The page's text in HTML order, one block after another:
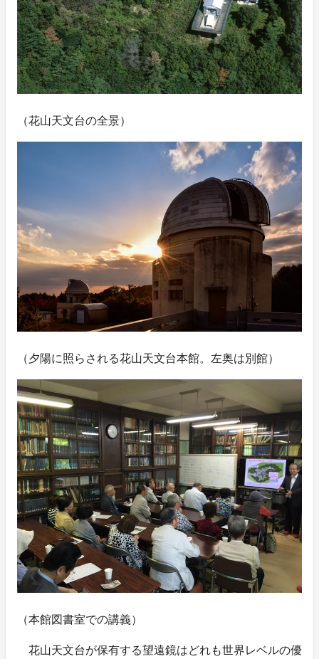
（花山天文台の全景）
（夕陽に照らされる花山天文台本館。左奥は別館）
（本館図書室での講義）
花山天文台が保有する望遠鏡はどれも世界レベルの優